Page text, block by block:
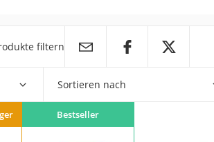
filtern
Sortieren nach
Bestseller